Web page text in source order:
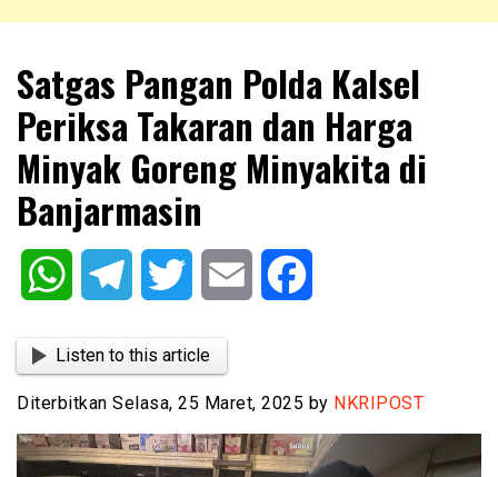
NKRIPOST
Satgas Pangan Polda Kalsel
Periksa Takaran dan Harga
Minyak Goreng Minyakita di
Banjarmasin
WhatsAppTelegram Twitter Email
Listen to this article
Diterbitkan Selasa, 25 Maret, 2025 by NKRIPOST